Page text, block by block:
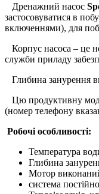
Дренажний насос
застосовуватися в
включеннями), для
Корпус насоса – це
служби приладу
Глибина занурення
Цю продуктивну
(номер телефону
Робочі особливості:
Температура
Глибина
Мотор
система